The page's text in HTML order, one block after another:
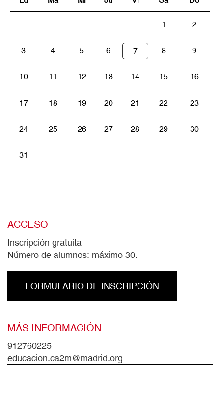
1 2
3 4 5 6 7 8 9
10 11 12 13 14 15 16
17 18 19 20 21 22 23
24 25 26 27 28 29 30
31
ACCESO
Inscripción gratuita
Número de alumnos: máximo 30.
FORMULARIO DE INSCRIPCIÓN
MÁS INFORMACIÓN
912760225
educacion.ca2m@madrid.org